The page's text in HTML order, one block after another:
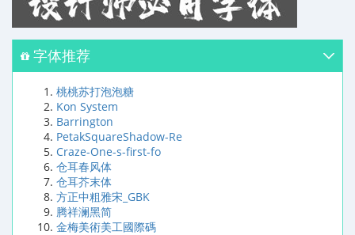
字体推荐
桃桃苏打泡泡糖
Kon System
Barrington
PetakSquareShadow-Re
Craze-One-s-first-fo
仓耳春风体
仓耳芥末体
方正中粗雅宋_GBK
腾祥澜黑简
金梅美術美工國際碼